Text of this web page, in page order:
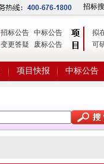
招标
招标公告 中标公告
变更答疑
废标公告
拟
可
项目快报 中标公告